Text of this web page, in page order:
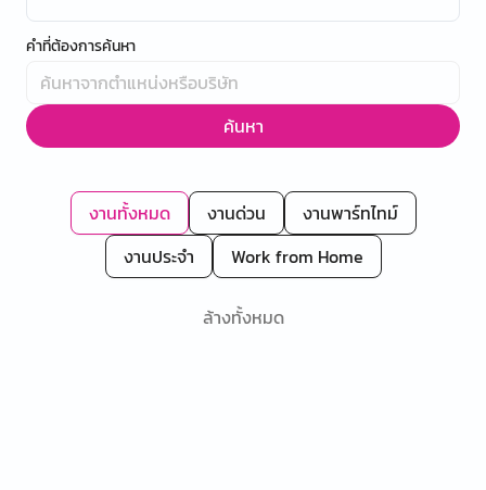
คำที่ต้องการค้นหา
ค้นหา
งานทั้งหมด งานด่วน
งานพาร์ทไทม์
งานประจำ
Work from Home
ล้างทั้งหมด